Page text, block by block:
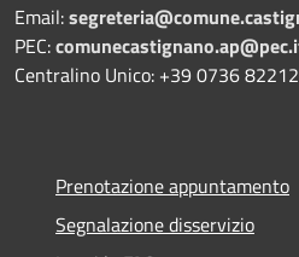
Email:
PEC:
Centralino Unico: +39 0736
Prenotazione appuntamento
Segnalazione disservizio